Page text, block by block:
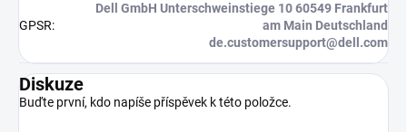
GPSR:
Dell GmbH Unterschweinstiege 10 60549 Frankfurt
am Main Deutschland
de.customersupport@dell.com
Diskuze
Buďte první, kdo napíše příspěvek k této položce.